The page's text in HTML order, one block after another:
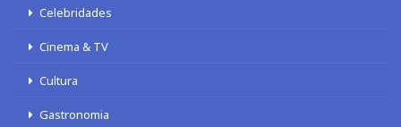
Celebridades
Cinema & TV
Cultura
Gastronomia